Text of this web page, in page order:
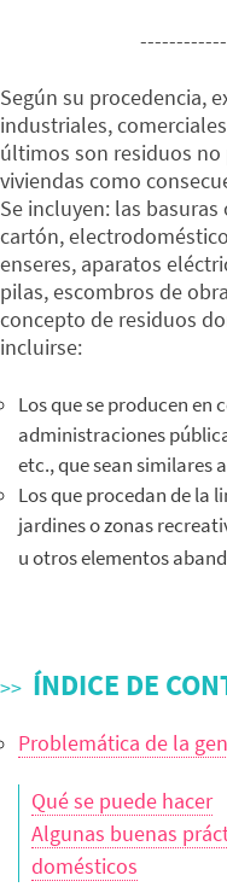
Según su procedencia,
industriales,
últimos son residuos no
viviendas como
Se incluyen: las
cartón,
enseres, aparatos
pilas, escombros de
concepto de residuos
incluirse:
Los que se producen
administraciones
etc., que sean similares
Los que procedan de la
jardines o zonas
u otros elementos
ÍNDICE DE
Problemática de la
Qué se puede hacer
Algunas buenas
domésticos